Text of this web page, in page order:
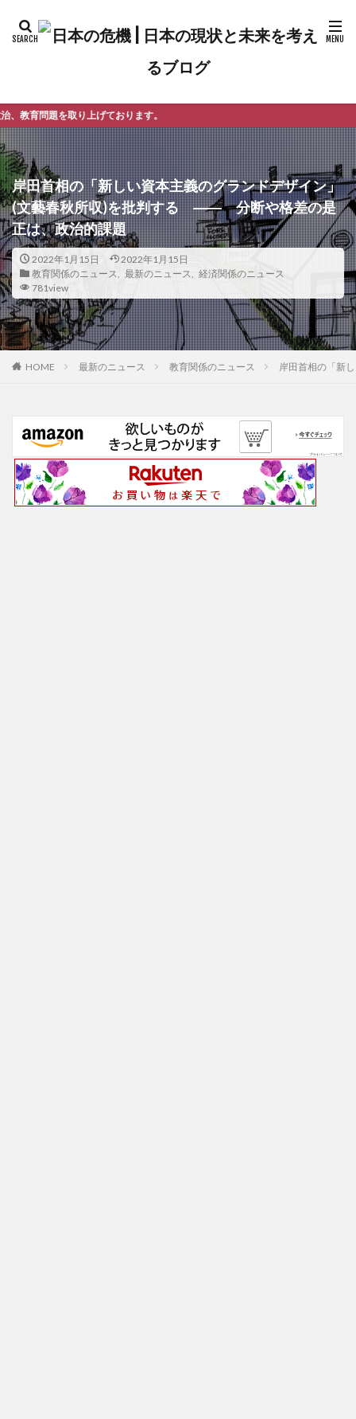
ります。
岸田首相の「新しい資本主義のグランドデザイン」
(文藝春秋所収)を批判する ―― 分断や格差の是
正は、政治的課題
2022年1月15日
2022年1月15日
教育関係のニュース
最新のニュース
経済関係のニュース
781view
HOME 最新のニュース 教育関係のニュース 岸田首相の「新